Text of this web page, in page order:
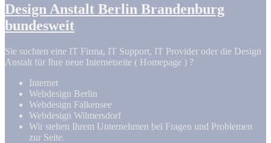
Design Anstalt Berlin Brandenburg
bundesweit
Sie suchten eine IT Firma, IT Support, IT Provider oder die Design
Anstalt für Ihre neue Internetseite ( Homepage ) ?
Internet
Webdesign Berlin
Webdesign Falkensee
Webdesign Wilmersdorf
Wir stehen Ihrem Unternehmen bei Fragen und Problemen
zur Seite.